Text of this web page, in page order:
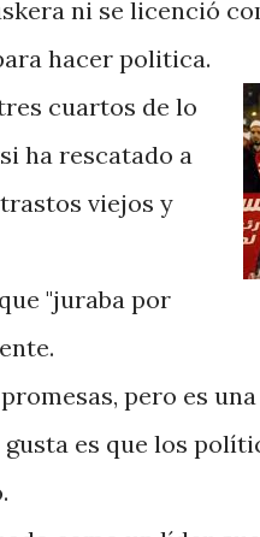
ni se licenció
hacer politica.
cuartos de lo
ha rescatado a
viejos y
que "juraba por
pero es
es que los